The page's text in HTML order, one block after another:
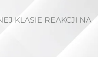
KLASIE REAKCJI NA